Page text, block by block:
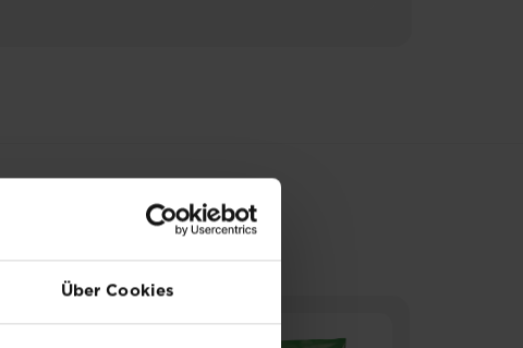
Über Cookies